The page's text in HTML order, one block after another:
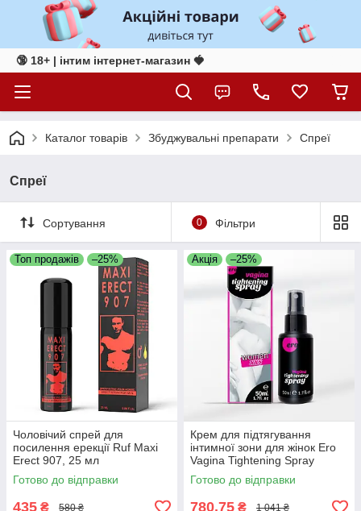
🔞 18+ | інтим інтернет-магазин 🍓
Каталог товарів Збуджувальні препарати Спреї
Спреї
Сортування 0 Фільтри
Топ продажів –25%
Чоловічий спрей для
посилення ерекції Ruf Maxi
Erect 907, 25 мл
Готово до відправки
435 ₴ 580 ₴
Акція –25%
Крем для підтягування
інтимної зони для жінок Ero
Vagina Tightening Spray
Women XXS, 50 мл
Готово до відправки
780,75 ₴ 1 041 ₴